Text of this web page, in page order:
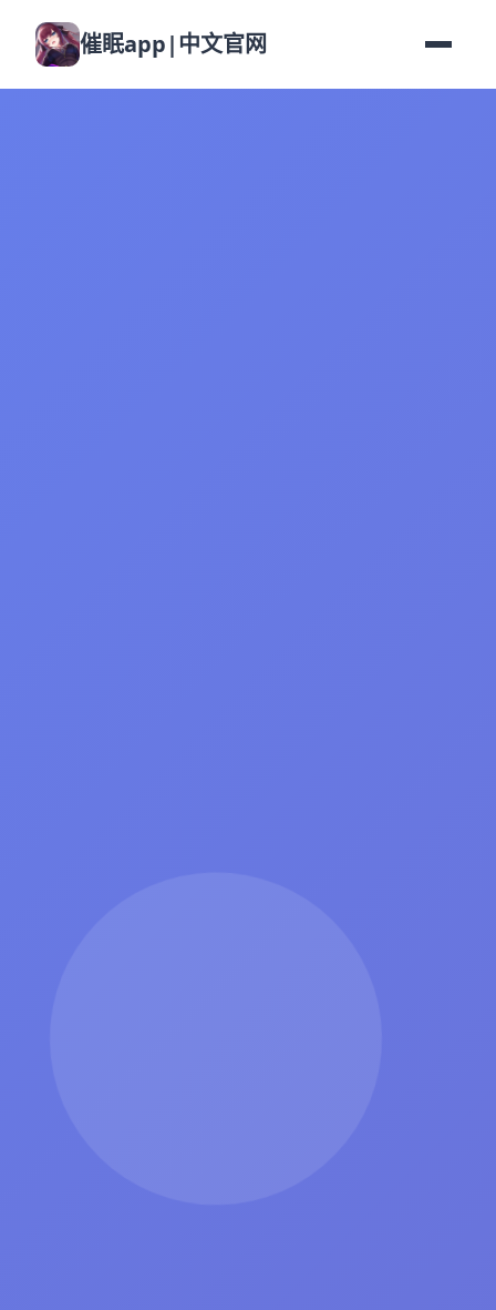
催眠app|中文官网